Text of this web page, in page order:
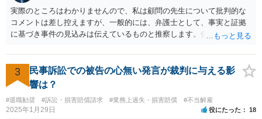
を行い、改善を促したもののそれでも改善されない場合には解雇に踏
み切る等段階的に手順をい踏んだ場合は解雇が有効と判断される可能
性が高まります。 高度人材の中途社員だから直ちに解雇しやすいとい
うわけではありませんが、高度人材の中途社員の場合は雇用契約上、
相応に高い能力を求められているため能力不足か否かの判断が給与の
低い新卒の社員と比較すると厳格に判断される結果、解雇の有効性の
判断が比較的甘くなるという可能性はあると考えます。 もっとも、高
度人材の中途社員の場合でもやはり解雇のハードルは相応に高いもの
となります。 今回のようなリスクを避ける観点からは、会社側として
無期雇用契約ではなく有期雇用契約で募集する、試用期間付を設け
実際のところはわかりませんので、私は顧問の先生について批判的な
コメントは差し控えますが、一般的には、弁護士として、事実と証拠
に基づき事件の見込みは伝えているものと推察します。仮に弁護士の
れを経営者自身が問題と感じていないのであれば、また、こちらにお
書きのような経営者のマインドからすれば、弁護士のせいではなく、
根本的には弁護士選び含めて経営者の判断であり、責任ではないかと
思います。実際、事件の見込みが芳しくないことやリスクをいくらお
伝えしても考えを変えていただけない経営者や依頼者はいますし、代
理人として説明説得を尽くしてもあくまで決めるのは依頼者ですか
3
民事訴訟での被告の心無い発言が裁判に与える影
響は？
#退職勧奨 #訴訟・損害賠償請求 #業務上過失・損害賠償 #不当解雇
2025年1月29日 役にたった 18